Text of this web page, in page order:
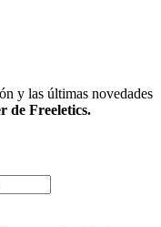
y las últimas novedades
de Freeletics.